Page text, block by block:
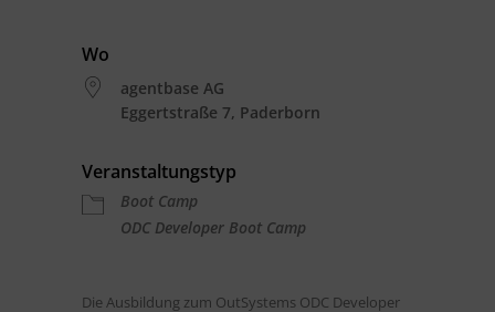
Wo
agentbase AG
Eggertstraße 7, Paderborn
Veranstaltungstyp
Boot Camp
ODC Developer Boot Camp
Die Ausbildung zum OutSystems ODC Developer